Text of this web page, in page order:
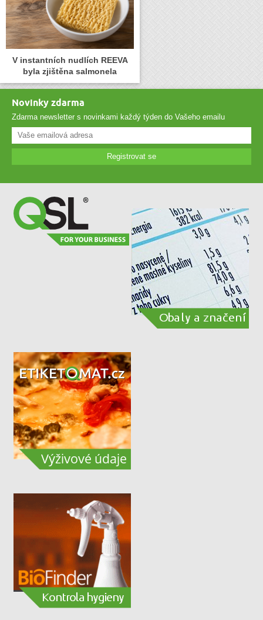
V instantních nudlích REEVA
byla zjištěna salmonela
Novinky zdarma
Zdarma newsletter s novinkami každý týden do Vašeho emailu
Registrovat se